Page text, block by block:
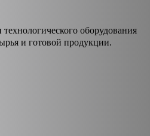
оборудования
и готовой продукции.